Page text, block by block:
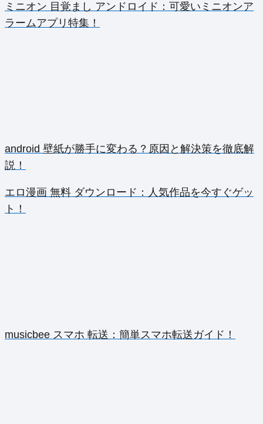
ミニオン 目覚まし アンドロイド：可愛いミニオンア
ラームアプリ特集！
android 壁紙が勝手に変わる？原因と解決策を徹底解
説！
エロ漫画 無料 ダウンロード：人気作品を今すぐゲッ
ト！
musicbee スマホ 転送：簡単スマホ転送ガイド！